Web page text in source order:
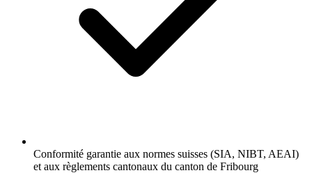
Conformité garantie aux normes suisses (SIA, NIBT, AEAI)
et aux règlements cantonaux du canton de Fribourg